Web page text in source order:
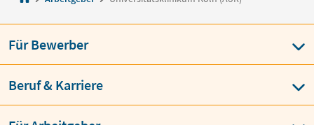
Für Bewerber
Beruf & Karriere